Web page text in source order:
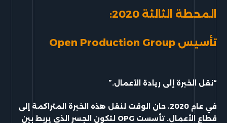
المحطة الثالثة 2020:
تأسيس Open Production Group
“نقل الخبرة إلى ريادة الأعمال.”
في عام 2020، حان الوقت لنقل هذه الخبرة المتراكمة إلى
قطاع الأعمال. تأسست OPG لتكون الجسر الذي يربط بين